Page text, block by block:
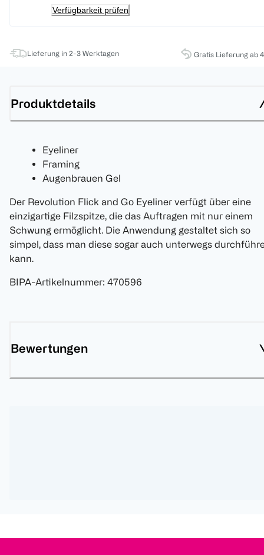
Verfügbarkeit prüfen
Lieferung in 2-3 Werktagen Gratis Lieferung ab
Produktdetails
Eyeliner
Framing
Augenbrauen Gel
Der Revolution Flick and Go Eyeliner verfügt über eine
einzigartige Filzspitze, die das Auftragen mit nur einem
Schwung ermöglicht. Die Anwendung gestaltet sich so
simpel, dass man diese sogar auch unterwegs
kann.
BIPA-Artikelnummer: 470596
Bewertungen